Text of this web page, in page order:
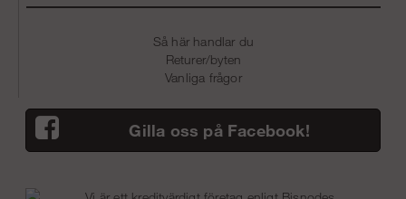
Så här handlar du
Returer/byten
Vanliga frågor
Gilla oss på Facebook!